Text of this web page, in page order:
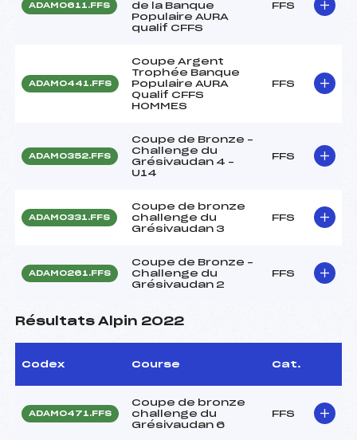
ADAM0611.FFS
de la Banque
Populaire AURA
qualif CFFS
FFS
ADAM0441.FFS
Coupe Argent
Trophée Banque
Populaire AURA
Qualif CFFS
HOMMES
FFS
ADAM0352.FFS
Coupe de Bronze –
Challenge du
Grésivaudan 4 –
U14
FFS
ADAM0331.FFS
Coupe de bronze
challenge du
Grésivaudan 3
FFS
ADAM0261.FFS
Coupe de Bronze –
Challenge du
Grésivaudan 2
FFS
Résultats Alpin 2022
Codex Course Cat.
ADAM0471.FFS
Coupe de bronze
challenge du
Grésivaudan 6
FFS